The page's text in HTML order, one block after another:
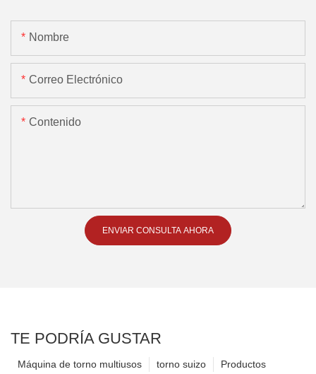
Nombre
Correo Electrónico
Contenido
ENVIAR CONSULTA AHORA
TE PODRÍA GUSTAR
Productos
torno suizo
Máquina de torno multiusos